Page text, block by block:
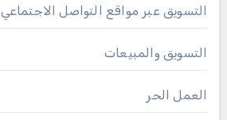
التسويق عبر مواقع التواصل الاجتماعي
التسويق والمبيعات
العمل الحر